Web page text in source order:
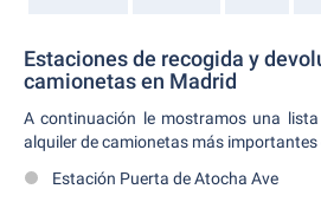
Estaciones de recogida y
camionetas en Madrid
A continuación le mostramos una
alquiler de camionetas más importantes
Estación Puerta de Atocha Ave